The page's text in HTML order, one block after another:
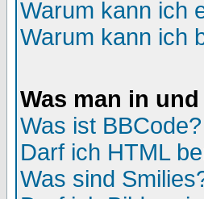
Warum kann ich
Warum kann ich
Was man in
Was ist BBCode?
Darf ich HTML
Was sind